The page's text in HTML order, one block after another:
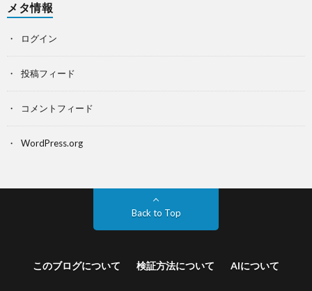
メタ情報
ログイン
投稿フィード
コメントフィード
WordPress.org
Back to Top
このブログについて 検証方法について AIについて